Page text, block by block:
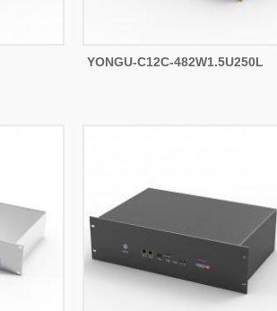
YONGU-C12C-482W1.5U250L